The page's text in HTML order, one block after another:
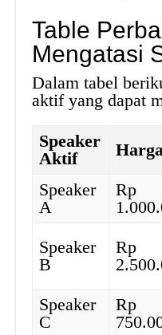
Table
Mengatasi
Dalam tabel
aktif yang dapat
Speaker
Aktif
Speaker
A
Rp
Speaker
B
Rp
Speaker
C
Rp